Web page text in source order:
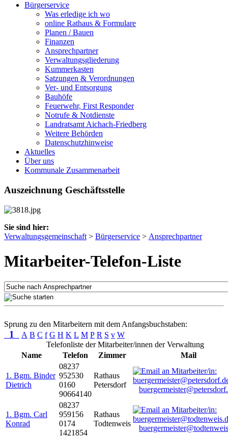
Bürgerservice
Was erledige ich wo
online Rathaus & Formulare
Planen / Bauen
Finanzen
Ansprechpartner
Verwaltungsgliederung
Kummerkasten
Satzungen & Verordnungen
Ver- und Entsorgung
Bauhöfe
Feuerwehr, First Responder
Notrufe & Notdienste
Landratsamt Aichach-Friedberg
Weitere Behörden
Datenschutzhinweise
Aktuelles
Über uns
Kommunale Zusammenarbeit
Auszeichnung Geschäftsstelle
Sie sind hier:
Verwaltungsgemeinschaft > Bürgerservice > Ansprechpartner
Mitarbeiter-Telefon-Liste
Sprung zu den Mitarbeitern mit dem Anfangsbuchstaben:
1 A B C f G H K L M P R S v W
Telefonliste der Mitarbeiter/innen der Verwaltung
Name
Telefon Zimmer Mail
1. Bgm. Binder
Dietrich
08237
952530
0160
90664140
Rathaus
Petersdorf
1. Bgm. Carl
Konrad
08237
959156
0174
1421854
Rathaus
Todtenweis